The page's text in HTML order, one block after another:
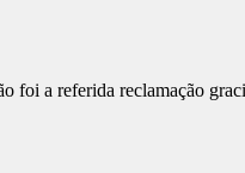
a referida reclamação